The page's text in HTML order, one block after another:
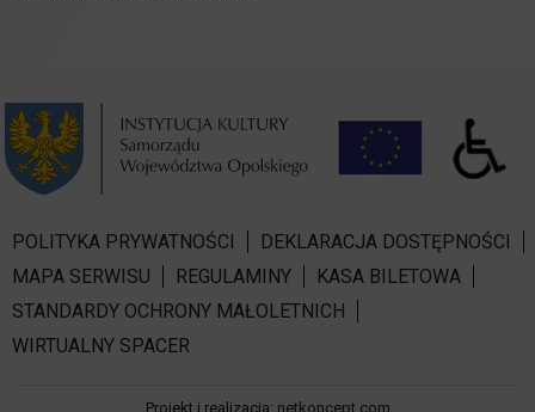
POLITYKA PRYWATNOŚCI
DEKLARACJA DOSTĘPNOŚCI
MAPA SERWISU
REGULAMINY
KASA BILETOWA
STANDARDY OCHRONY MAŁOLETNICH
WIRTUALNY SPACER
Projekt i realizacja: netkoncept.com